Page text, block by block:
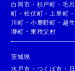
白岡市 ・ 杉戸町 ・ 毛
町 ・松伏町 ・ 上里町 ・
川町 ・ 小鹿野町 ・ 越
瀞町 ・ 東秩父村
茨城県
水戸市 ・ つくば市 ・